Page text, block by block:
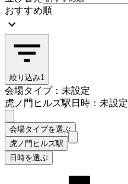
おすすめ順
絞り込み1
会場タイプ：未設定
虎ノ門ヒルズ駅日時：未設定
会場タイプを選ぶ
虎ノ門ヒルズ駅
日時を選ぶ